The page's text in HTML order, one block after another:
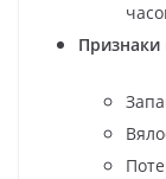
Признаки